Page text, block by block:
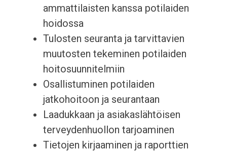
ammattilaisten kanssa potilaiden
hoidossa
Tulosten seuranta ja tarvittavien
muutosten tekeminen potilaiden
hoitosuunnitelmiin
Osallistuminen potilaiden
jatkohoitoon ja seurantaan
Laadukkaan ja asiakaslähtöisen
terveydenhuollon tarjoaminen
Tietojen kirjaaminen ja raporttien